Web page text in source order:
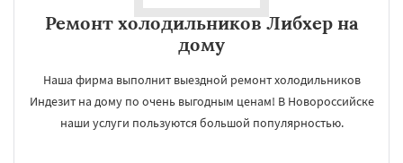
Ремонт холодильников Либхер на
дому
Наша фирма выполнит выездной ремонт холодильников
Индезит на дому по очень выгодным ценам! В Новороссийске
наши услуги пользуются большой популярностью.